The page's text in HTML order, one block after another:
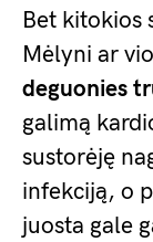
Bet kitokios
Mėlyni ar
deguonies
galimą
sustorėję
infekciją, o
juosta gale